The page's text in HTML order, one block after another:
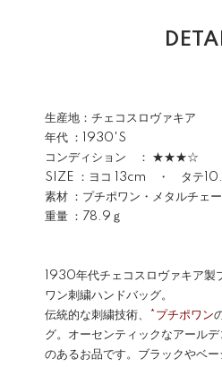
生産地：チェコスロヴァキア
年代 ：1930'S
コンディション ： ★★★☆
SIZE ：ヨコ 13cm ・ タテ
素材 ：プチポワン・メタルチェ
重量 ：78.9ｇ
1930年代チェコスロヴァキア製
ワン刺繍ハンドバッグ。
伝統的な刺繍技術、
*プチポワン
グ。オーセンティックなアール
のあるお品です。ブラックやベ